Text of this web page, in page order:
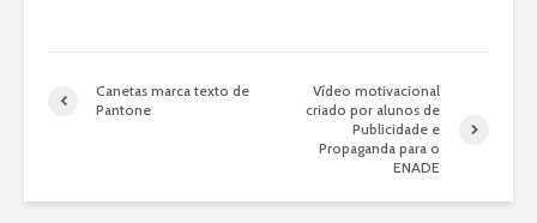
Canetas marca texto de
Pantone
Vídeo motivacional
criado por alunos de
Publicidade e
Propaganda para o
ENADE